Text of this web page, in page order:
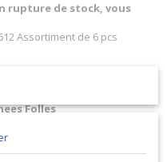
rupture de stock, vous
Assortiment de 6 pcs
Folles